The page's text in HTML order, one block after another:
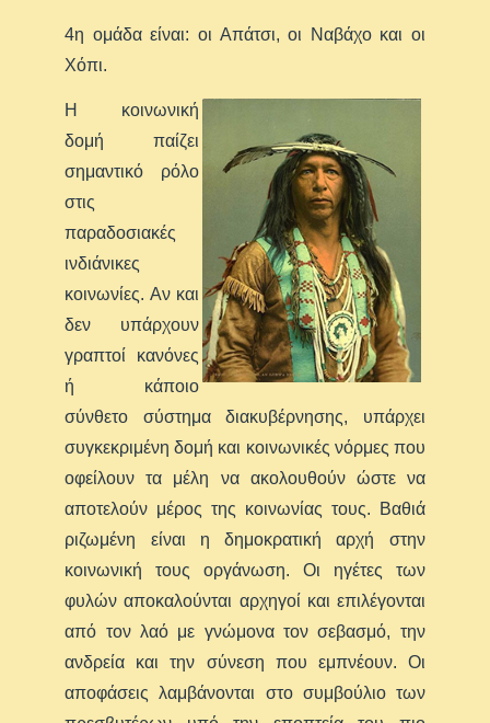
4η ομάδα είναι: οι Απάτσι, οι Ναβάχο και οι
Χόπι.
Η κοινωνική
δομή παίζει
σημαντικό ρόλο
στις
παραδοσιακές
ινδιάνικες
κοινωνίες. Αν και
δεν υπάρχουν
γραπτοί κανόνες
ή κάποιο
σύνθετο σύστημα διακυβέρνησης, υπάρχει
συγκεκριμένη δομή και κοινωνικές νόρμες που
οφείλουν τα μέλη να ακολουθούν ώστε να
αποτελούν μέρος της κοινωνίας τους. Βαθιά
ριζωμένη είναι η δημοκρατική αρχή στην
κοινωνική τους οργάνωση. Οι ηγέτες των
φυλών αποκαλούνται αρχηγοί και επιλέγονται
από τον λαό με γνώμονα τον σεβασμό, την
ανδρεία και την σύνεση που εμπνέουν. Οι
αποφάσεις λαμβάνονται στο συμβούλιο των